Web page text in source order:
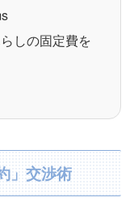
しの固定費を
」交渉術